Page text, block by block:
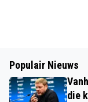
Populair Nieuws
die